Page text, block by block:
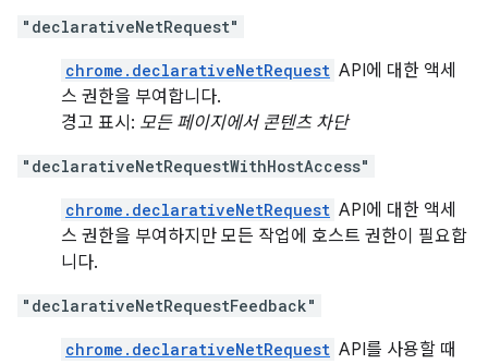
"declarativeNetRequest"
chrome.declarativeNetRequest API에 대한 액세
스 권한을 부여합니다.
경고 표시: 모든 페이지에서 콘텐츠 차단
"declarativeNetRequestWithHostAccess"
chrome.declarativeNetRequest API에 대한 액세
스 권한을 부여하지만 모든 작업에 호스트 권한이 필요합
니다.
"declarativeNetRequestFeedback"
chrome.declarativeNetRequest API를 사용할 때